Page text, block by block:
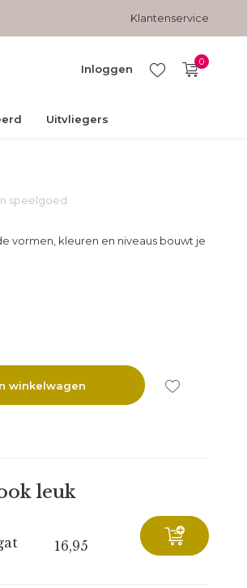
Veilig betalen met
Klantenservice
Inloggen
0
Uitvliegers
speelgoed
vormen, kleuren en niveaus bouwt je
winkelwagen
leuk
16,95